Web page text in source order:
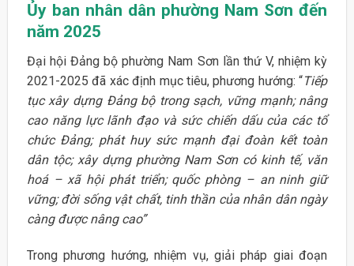
Ủy ban nhân dân phường Nam Sơn đến
năm 2025
Đại hội Đảng bộ phường Nam Sơn lần thứ V, nhiệm kỳ
2021-2025 đã xác định mục tiêu, phương hướng: “Tiếp
tục xây dựng Đảng bộ trong sạch, vững mạnh; nâng
cao năng lực lãnh đạo và sức chiến dấu của các tổ
chức Đảng; phát huy sức mạnh đại đoàn kết toàn
dân tộc; xây dựng phường Nam Sơn có kinh tế, văn
hoá – xã hội phát triển; quốc phòng – an ninh giữ
vững; đời sống vật chất, tinh thần của nhân dân ngày
càng được nâng cao”
Trong phương hướng, nhiệm vụ, giải pháp giai đoạn